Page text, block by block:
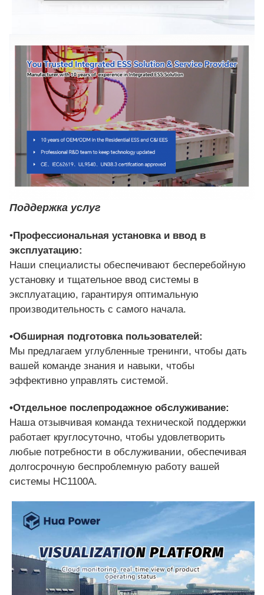
Поддержка услуг
•Профессиональная установка и ввод в
эксплуатацию:
Наши специалисты обеспечивают бесперебойную
установку и тщательное ввод системы в
эксплуатацию, гарантируя оптимальную
производительность с самого начала.
•Обширная подготовка пользователей:
Мы предлагаем углубленные тренинги, чтобы дать
вашей команде знания и навыки, чтобы
эффективно управлять системой.
•Отдельное послепродажное обслуживание:
Наша отзывчивая команда технической поддержки
работает круглосуточно, чтобы удовлетворить
любые потребности в обслуживании, обеспечивая
долгосрочную беспроблемную работу вашей
системы HC1100A.